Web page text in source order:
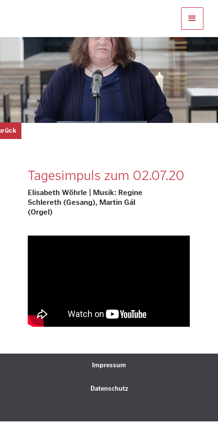
Tagesimpuls zum 02.07.20
Elisabeth Wöhrle | Musik: Regine
Schlereth (Gesang), Martin Gál
(Orgel)
Impressum
Datenschutz